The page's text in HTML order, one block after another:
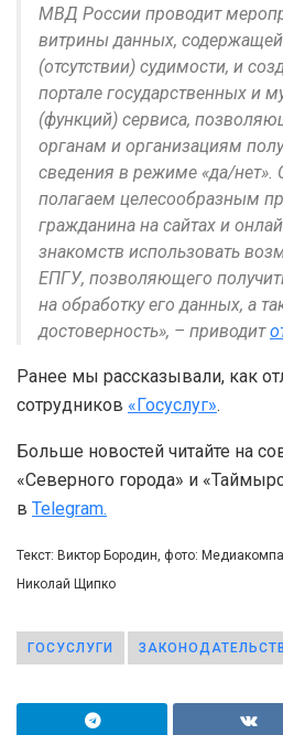
МВД России проводит
витрины данных,
(отсутствии) судимости, и
портале государственных и
(функций) сервиса,
органам и организациям
сведения в режиме «да/нет».
полагаем целесообразным
гражданина на сайтах и
знакомств использовать
ЕПГУ, позволяющего
на обработку его данных, а
достоверность», – приводит
Ранее мы рассказывали, как
сотрудников «Госуслуг».
Больше новостей читайте на
«Северного города» и
в Telegram.
Текст: Виктор Бородин, фото:
Николай Щипко
ГОСУСЛУГИ